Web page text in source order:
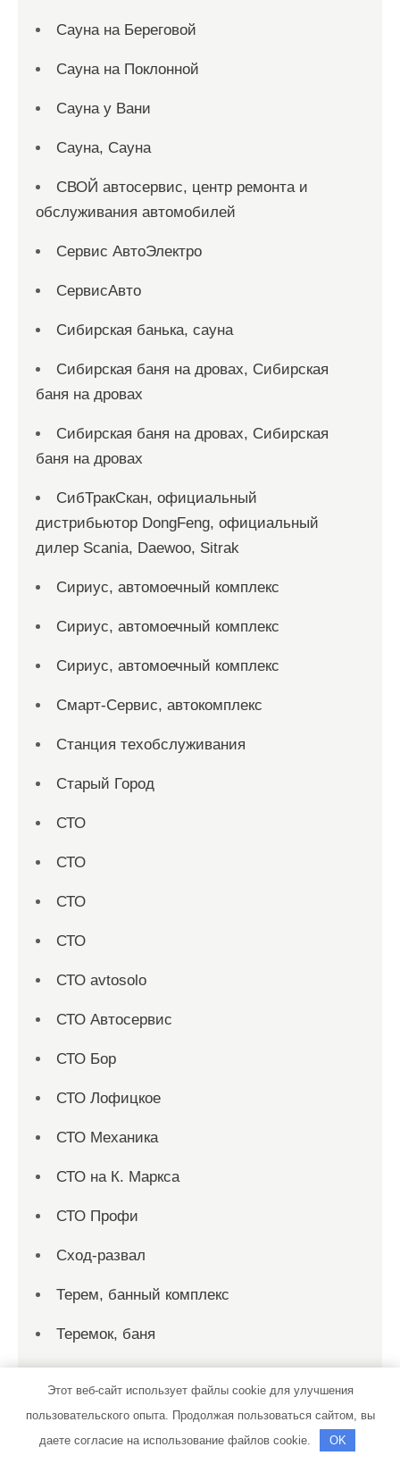
Сауна на Береговой
Сауна на Поклонной
Сауна у Вани
Сауна, Сауна
СВОЙ автосервис, центр ремонта и
обслуживания автомобилей
Сервис АвтоЭлектро
СервисАвто
Сибирская банька, сауна
Сибирская баня на дровах, Сибирская
баня на дровах
Сибирская баня на дровах, Сибирская
баня на дровах
СибТракСкан, официальный
дистрибьютор DongFeng, официальный
дилер Scania, Daewoo, Sitrak
Сириус, автомоечный комплекс
Сириус, автомоечный комплекс
Сириус, автомоечный комплекс
Смарт-Сервис, автокомплекс
Станция техобслуживания
Старый Город
СТО
СТО
СТО
СТО
СТО avtosolo
СТО Автосервис
СТО Бор
СТО Лофицкое
СТО Механика
СТО на К. Маркса
СТО Профи
Сход-развал
Терем, банный комплекс
Теремок, баня
Теремок, баня
Территория первых, сауна
Технопарк, автотехцентр для корейских,
Этот веб-сайт использует файлы cookie для улучшения
пользовательского опыта. Продолжая пользоваться сайтом, вы
даете согласие на использование файлов cookie.
OK